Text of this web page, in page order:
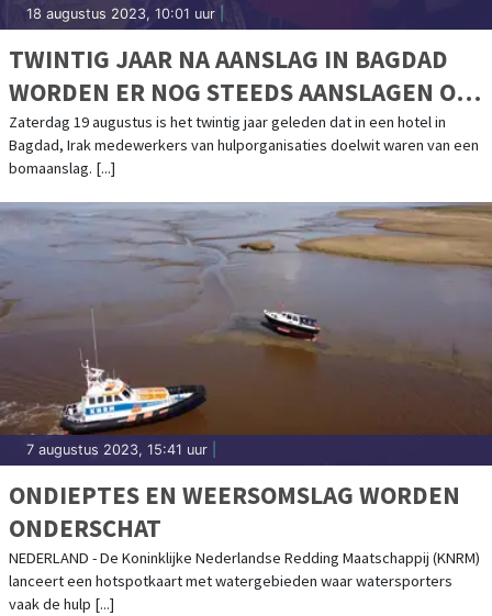
18 augustus 2023, 10:01 uur
TWINTIG JAAR NA AANSLAG IN BAGDAD
WORDEN ER NOG STEEDS AANSLAGEN OP
HULPVERLENERS GEPLEEGD
Zaterdag 19 augustus is het twintig jaar geleden dat in een hotel in
Bagdad, Irak medewerkers van hulporganisaties doelwit waren van een
bomaanslag. [...]
7 augustus 2023, 15:41 uur
ONDIEPTES EN WEERSOMSLAG WORDEN
ONDERSCHAT
NEDERLAND - De Koninklijke Nederlandse Redding Maatschappij (KNRM)
lanceert een hotspotkaart met watergebieden waar watersporters
vaak de hulp [...]